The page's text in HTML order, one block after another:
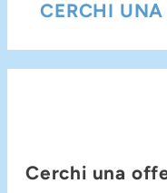
CERCHI
Cerchi una